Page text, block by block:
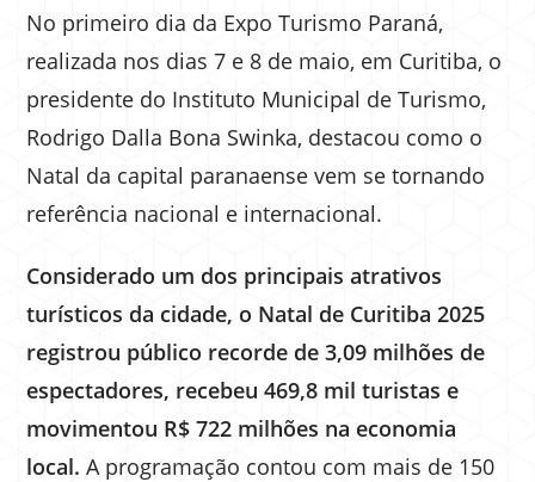
No primeiro dia da Expo Turismo Paraná,
realizada nos dias 7 e 8 de maio, em Curitiba, o
presidente do Instituto Municipal de Turismo,
Rodrigo Dalla Bona Swinka, destacou como o
Natal da capital paranaense vem se tornando
referência nacional e internacional.
Considerado um dos principais atrativos
turísticos da cidade, o Natal de Curitiba 2025
registrou público recorde de 3,09 milhões de
espectadores, recebeu 469,8 mil turistas e
movimentou R$ 722 milhões na economia
local. A programação contou com mais de 150